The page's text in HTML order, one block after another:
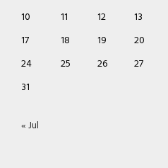
10
11 12 13
17
18 19 20
24
25 26 27
31
« Jul